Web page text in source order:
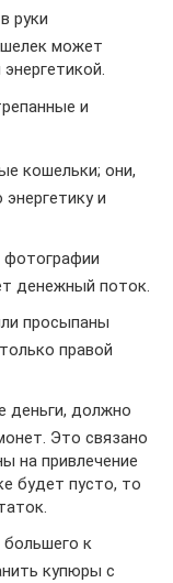
руки
может
и
кошельки; они,
и
фотографии
денежный поток.
просыпаны
правой
деньги, должно
Это связано
на привлечение
будет пусто, то
к
купюры с